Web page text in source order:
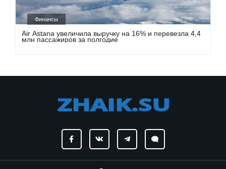
Финансы
Air Astana увеличила выручку на 16% и перевезла 4,4
млн пассажиров за полгодие